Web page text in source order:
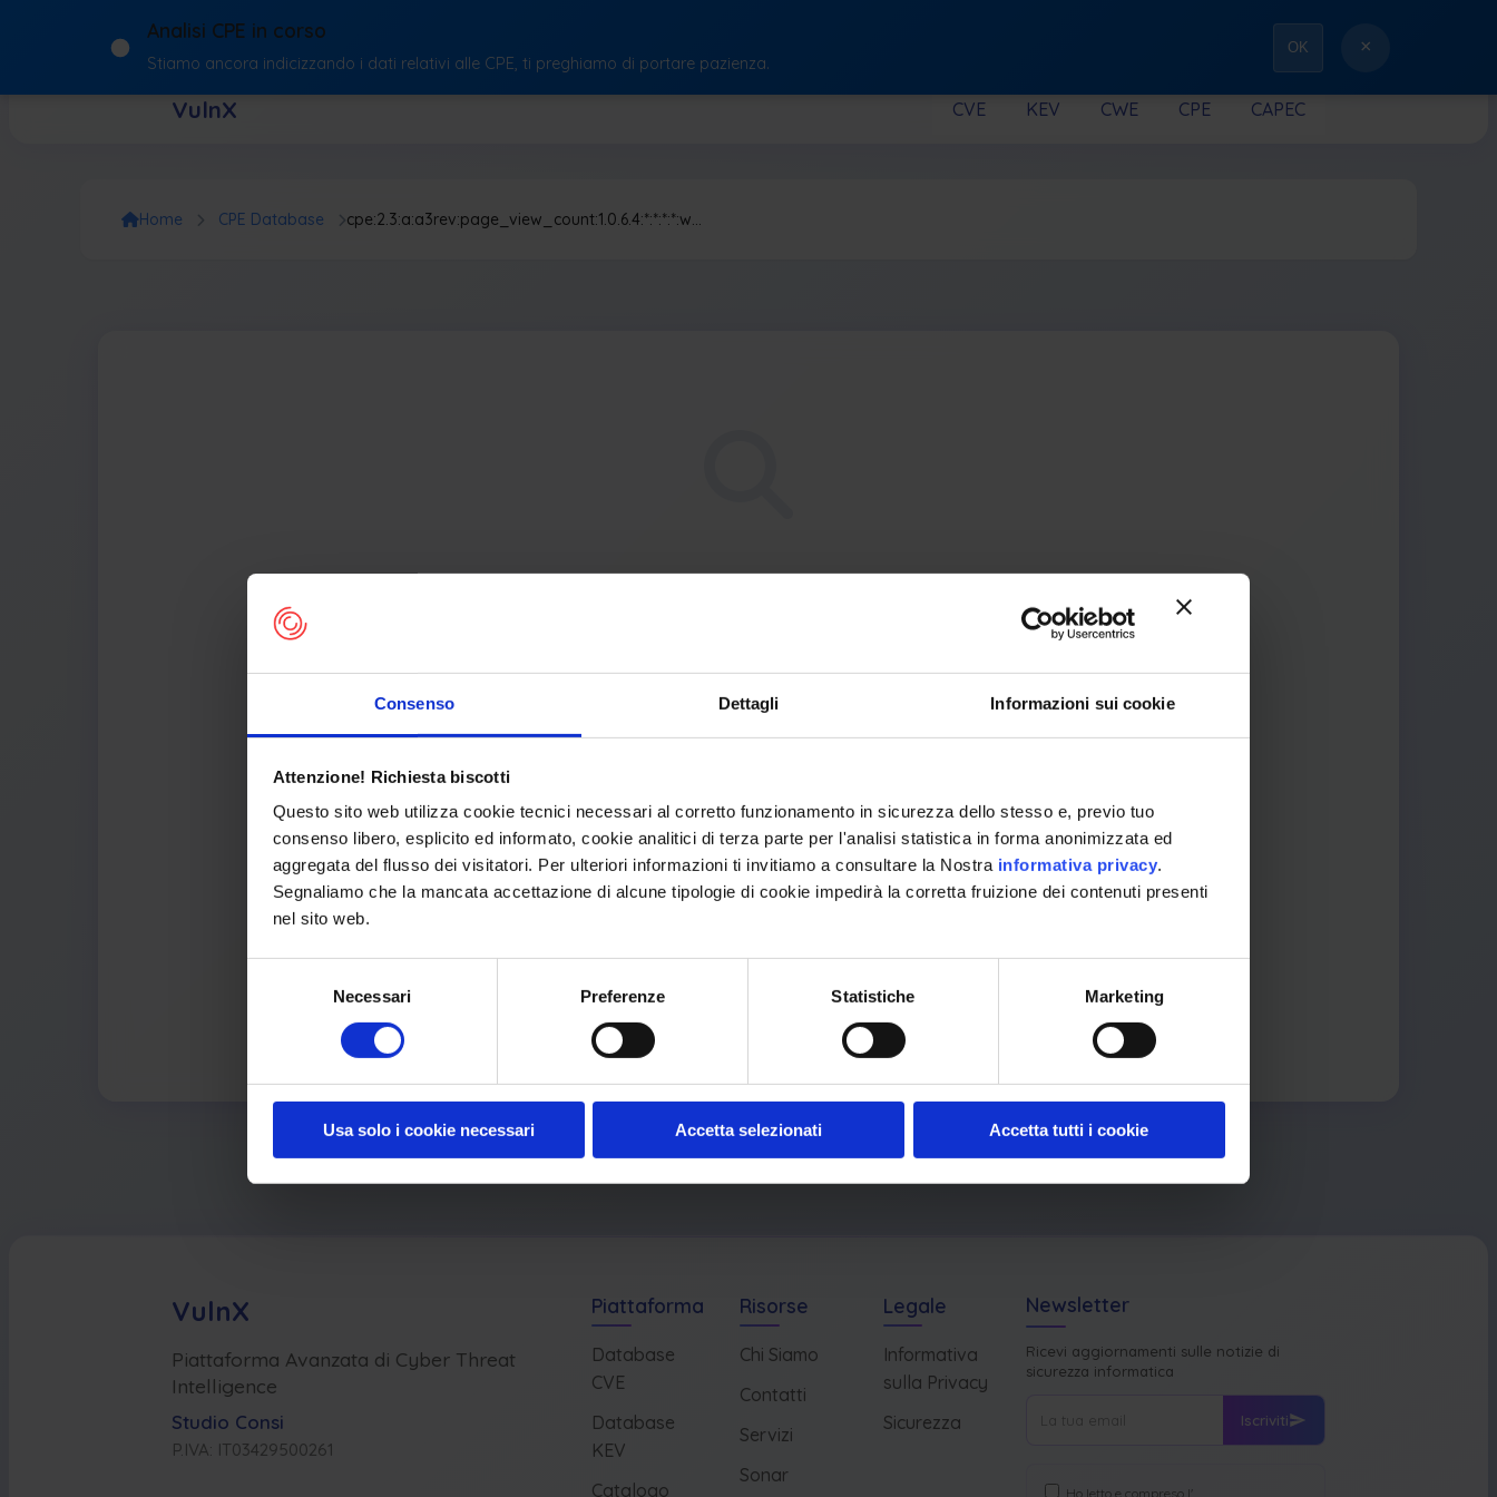
Consenso Dettagli Informazioni sui cookie
Attenzione! Richiesta biscotti
Questo sito web utilizza cookie tecnici necessari al corretto funzionamento in sicurezza dello stesso e, previo tuo
consenso libero, esplicito ed informato, cookie analitici di terza parte per l'analisi statistica in forma anonimizzata ed
aggregata del flusso dei visitatori. Per ulteriori informazioni ti invitiamo a consultare la Nostra informativa privacy.
Segnaliamo che la mancata accettazione di alcune tipologie di cookie impedirà la corretta fruizione dei contenuti presenti
nel sito web.
Necessari Preferenze Statistiche Marketing
Usa solo i cookie necessari Accetta selezionati Accetta tutti i cookie
VulnX CVE KEV CWE CPE CAPEC
Home CPE Database cpe:2.3:a:a3rev:page_view_count:1.0.6.4:*:*:*:*:w…
CPE Not Found [YET?]
The requested CPE could not be found in our database. It
may have been removed or the identifier might be
incorrect.
Browse All CPEs
VulnX
Piattaforma Avanzata di Cyber Threat
Intelligence
Studio Consi
P.IVA: IT03429500261
Piattaforma
Database
CVE
Database
KEV
Catalogo
Risorse
Chi Siamo
Contatti
Servizi
Sonar
Legale
Informativa
sulla Privacy
Sicurezza
Newsletter
Ricevi aggiornamenti sulle notizie di
sicurezza informatica
Iscriviti
Ho letto e compreso l'
Analisi CPE in corso
Stiamo ancora indicizzando i dati relativi alle CPE, ti preghiamo di portare pazienza.
OK ×